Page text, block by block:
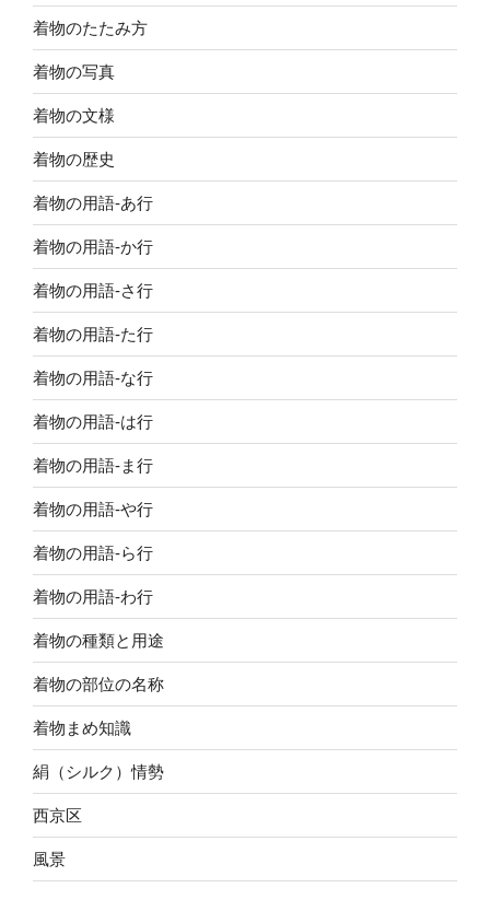
着物のたたみ方
着物の写真
着物の文様
着物の歴史
着物の用語-あ行
着物の用語-か行
着物の用語-さ行
着物の用語-た行
着物の用語-な行
着物の用語-は行
着物の用語-ま行
着物の用語-や行
着物の用語-ら行
着物の用語-わ行
着物の種類と用途
着物の部位の名称
着物まめ知識
絹（シルク）情勢
西京区
風景